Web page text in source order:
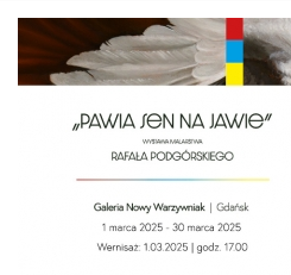
manifest
wystawy
galeria
kontakt
archiwum